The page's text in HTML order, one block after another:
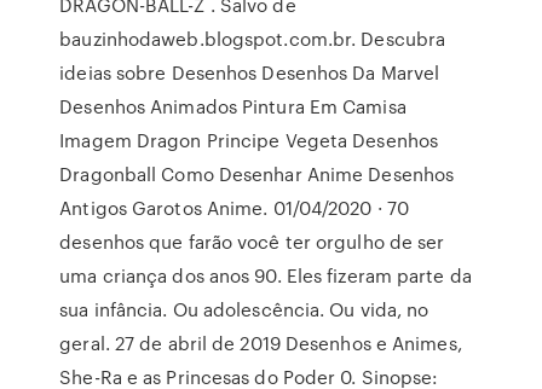
bauzinhodaweb.blogspot.com.br. Descubra
ideias sobre Desenhos Desenhos Da Marvel
Desenhos Animados Pintura Em Camisa
Imagem Dragon Principe Vegeta Desenhos
Dragonball Como Desenhar Anime Desenhos
Antigos Garotos Anime. 01/04/2020 · 70
desenhos que farão você ter orgulho de ser
uma criança dos anos 90. Eles fizeram parte da
sua infância. Ou adolescência. Ou vida, no
geral. 27 de abril de 2019 Desenhos e Animes,
She-Ra e as Princesas do Poder 0. Sinopse: